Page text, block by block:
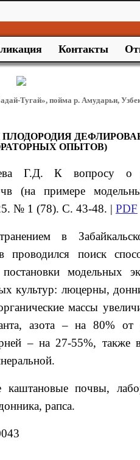
Контакты
Тугай», пойма р. Амударьи,
ОПЫТОВ)
Г.Д. К вопросу о
(на примере
№ 1 (78). С. 43-48. | PDF
в
поиск
модельных
культур: люцерны,
массы
азота – на 80% от
– на 27-55%, также в
каштановые почвы,
рапса.